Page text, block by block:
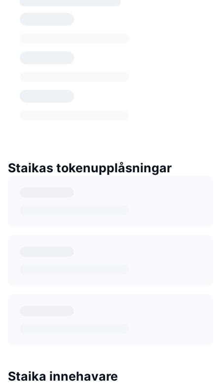
Staikas tokenupplåsningar
Staika innehavare